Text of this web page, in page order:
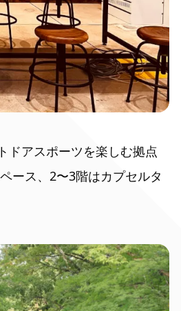
ドアスポーツを楽しむ拠点
ース、2〜3階はカプセルタ